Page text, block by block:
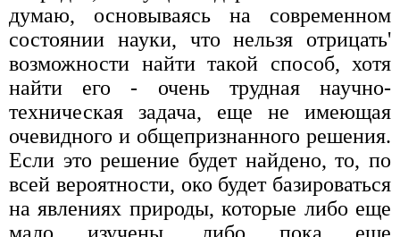
думаю, основываясь на современном
состоянии науки, что нельзя отрицать'
возможности найти такой способ, хотя
найти его - очень трудная научно-
техническая задача, еще не имеющая
очевидного и общепризнанного решения.
Если это решение будет найдено, то, по
всей вероятности, око будет базироваться
на явлениях природы, которые либо еще